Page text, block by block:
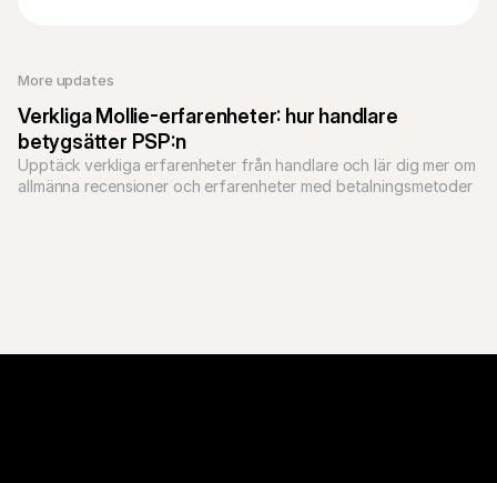
More updates
Verkliga Mollie-erfarenheter: hur handlare
betygsätter PSP:n
Upptäck verkliga erfarenheter från handlare och lär dig mer om
allmänna recensioner och erfarenheter med betalningsmetoder